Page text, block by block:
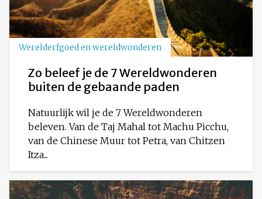
Werelderfgoed en wereldwonderen
Zo beleef je de 7 Wereldwonderen
buiten de gebaande paden
Natuurlijk wil je de 7 Wereldwonderen
beleven. Van de Taj Mahal tot Machu Picchu,
van de Chinese Muur tot Petra, van Chitzen
Itza...